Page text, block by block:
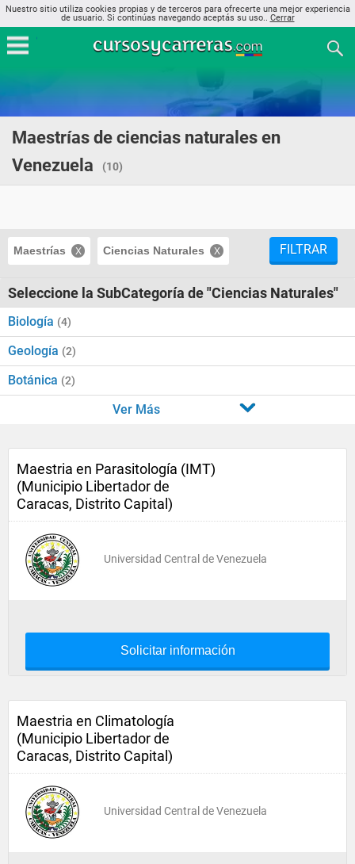
Nuestro sitio utiliza cookies propias y de terceros para ofrecerte una mejor experiencia
de usuario. Si continúas navegando aceptás su uso.. Cerrar
Maestrías de ciencias naturales en
Venezuela
(10)
Maestrías Ciencias Naturales FILTRAR
Seleccione la SubCategoría de "Ciencias Naturales"
Biología (4)
Geología (2)
Botánica (2)
Ver Más
Maestria en Parasitología (IMT)
(Municipio Libertador de
Caracas, Distrito Capital)
Universidad Central de Venezuela
Solicitar información
Maestria en Climatología
(Municipio Libertador de
Caracas, Distrito Capital)
Universidad Central de Venezuela